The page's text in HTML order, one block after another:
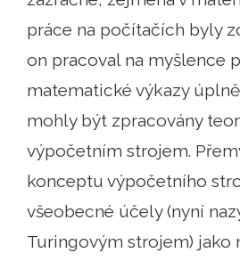
práce na počítačích byly
on pracoval na myšlence
matematické výkazy
mohly být zpracovány
výpočetním strojem.
konceptu výpočetního
všeobecné účely (nyní
Turingovým strojem) jako